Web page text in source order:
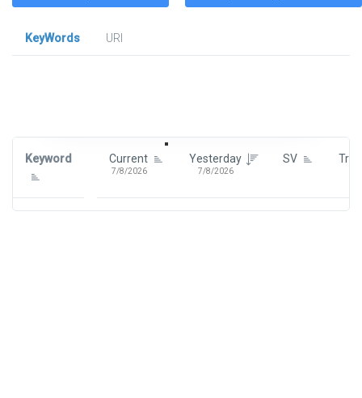
KeyWords
URl
Keyword Current
7/8/2026
Yesterday
7/8/2026
SV